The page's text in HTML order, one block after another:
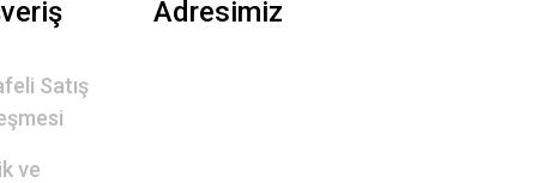
Satış
ve
Adresimiz